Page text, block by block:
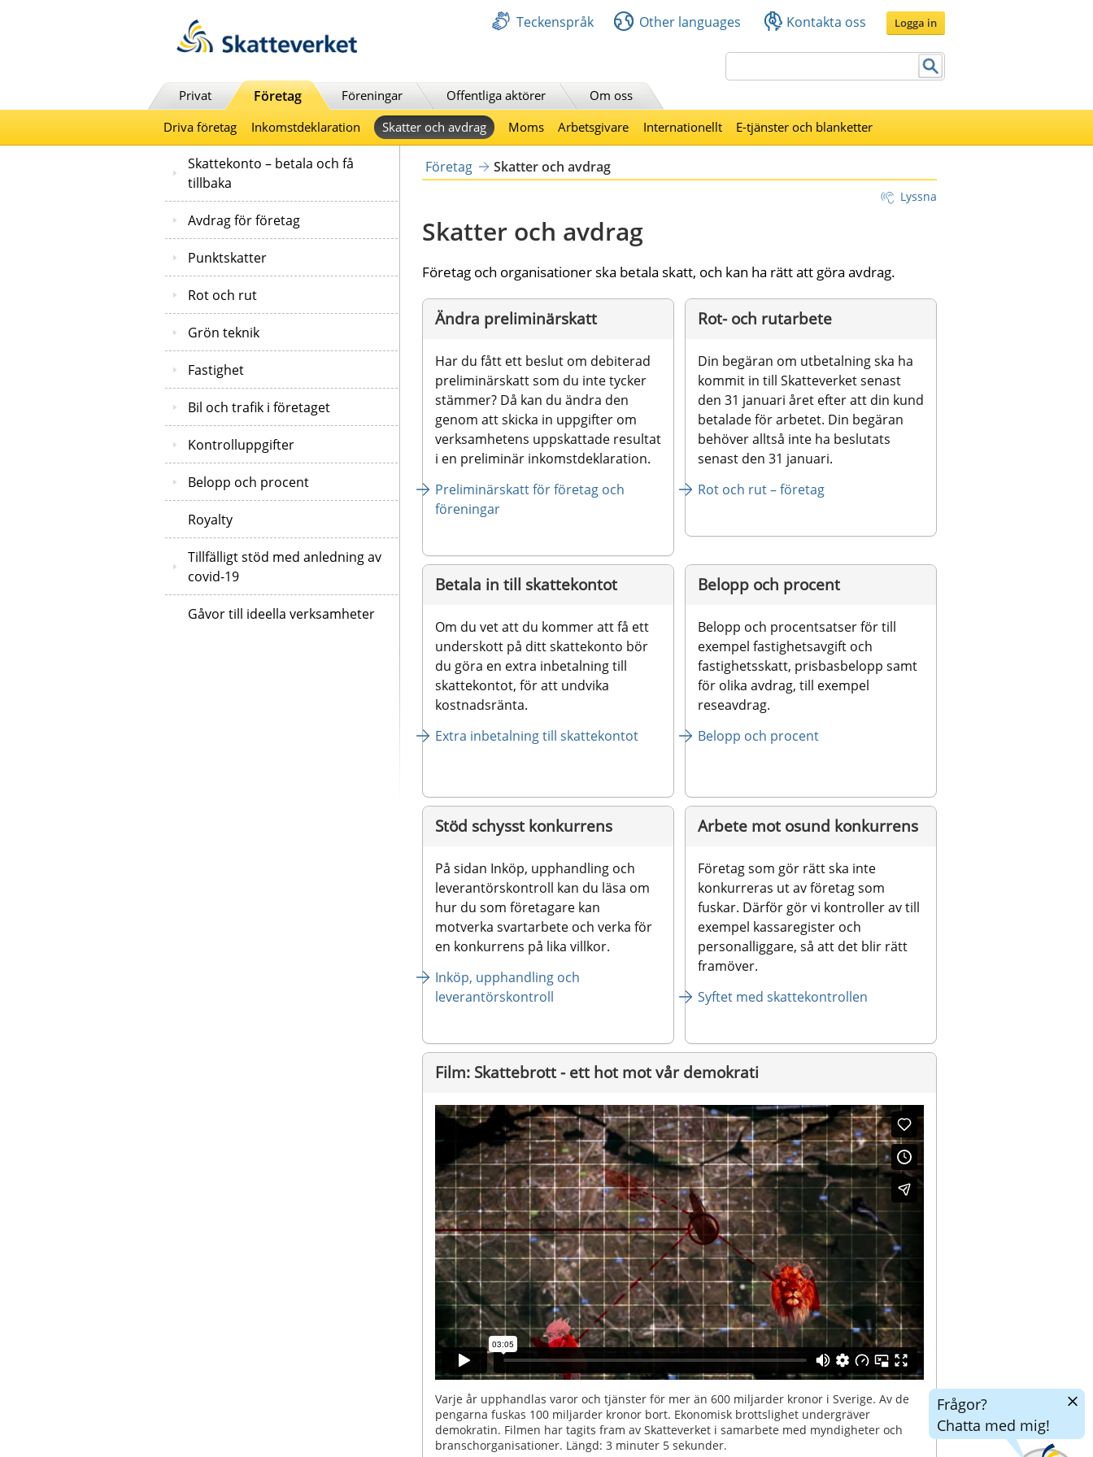
Teckenspråk Other languages Kontakta oss Logga in
Privat Företag Föreningar Offentliga aktörer
Om oss
Driva företag
Inkomstdeklaration Skatter och avdrag Moms Arbetsgivare Internationellt E-tjänster och blanketter
Skattekonto – betala och få
tillbaka
Avdrag för företag
Punktskatter
Rot och rut
Grön teknik
Fastighet
Bil och trafik i företaget
Kontrolluppgifter
Belopp och procent
Royalty
Tillfälligt stöd med anledning av
covid-19
Gåvor till ideella verksamheter
Företag Skatter och avdrag
Lyssna
Skatter och avdrag
Företag och organisationer ska betala skatt, och kan ha rätt att göra avdrag.
Ändra preliminärskatt
Har du fått ett beslut om debiterad
preliminärskatt som du inte tycker
stämmer? Då kan du ändra den
genom att skicka in uppgifter om
verksamhetens uppskattade resultat
i en preliminär inkomstdeklaration.
Preliminärskatt för företag och
föreningar
Rot- och rutarbete
Din begäran om utbetalning ska ha
kommit in till Skatteverket senast
den 31 januari året efter att din kund
betalade för arbetet. Din begäran
behöver alltså inte ha beslutats
senast den 31 januari.
Rot och rut – företag
Betala in till skattekontot
Om du vet att du kommer att få ett
underskott på ditt skattekonto bör
du göra en extra inbetalning till
skattekontot, för att undvika
kostnadsränta.
Extra inbetalning till skattekontot
Belopp och procent
Belopp och procentsatser för till
exempel fastighetsavgift och
fastighetsskatt, prisbasbelopp samt
för olika avdrag, till exempel
reseavdrag.
Belopp och procent
Stöd schysst konkurrens
På sidan Inköp, upphandling och
leverantörskontroll kan du läsa om
hur du som företagare kan
motverka svartarbete och verka för
en konkurrens på lika villkor.
Inköp, upphandling och
leverantörskontroll
Arbete mot osund konkurrens
Företag som gör rätt ska inte
konkurreras ut av företag som
fuskar. Därför gör vi kontroller av till
exempel kassaregister och
personalliggare, så att det blir rätt
framöver.
Syftet med skattekontrollen
Film: Skattebrott - ett hot mot vår demokrati
Varje år upphandlas varor och tjänster för mer än 600 miljarder kronor i Sverige. Av de
pengarna fuskas 100 miljarder kronor bort. Ekonomisk brottslighet undergräver
demokratin. Filmen har tagits fram av Skatteverket i samarbete med myndigheter och
branschorganisationer. Längd: 3 minuter 5 sekunder.
Frågor?
Chatta med mig!
Dölj